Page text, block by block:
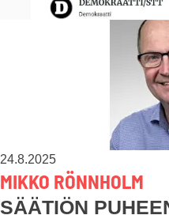
24.8.2025
MIKKO RÖNNHOLM
SÄÄTIÖN